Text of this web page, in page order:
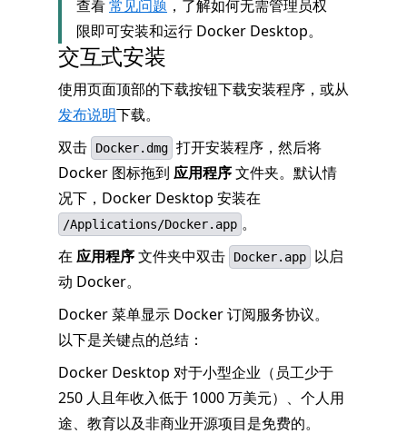
查看常见问题 ，了解如何无需管理员权
限即可安装和运行 Docker Desktop。
交互式安装
使用页面顶部的下载按钮下载安装程序，或从
发布说明下载。
双击
Docker.dmg 打开安装程序，然后将
Docker 图标拖到 应用程序文件夹。默认情
况下，Docker Desktop 安装在
/Applications/Docker.app 。
在 应用程序文件夹中双击 Docker.app
以启
动 Docker。
Docker 菜单显示 Docker 订阅服务协议。
以下是关键点的总结：
Docker Desktop 对于小型企业（员工少于
250 人且年收入低于 1000 万美元）、个人用
途、教育以及非商业开源项目是免费的。